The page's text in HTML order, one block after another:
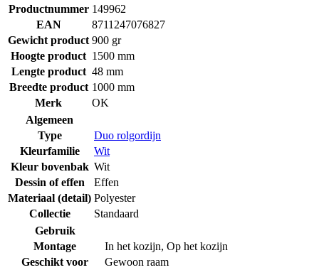
Productnummer 149962
EAN
8711247076827
Gewicht product 900 gr
Hoogte product 1500 mm
Lengte product 48 mm
Breedte product 1000 mm
Merk
OK
Algemeen
Type
Duo rolgordijn
Kleurfamilie
Wit
Kleur bovenbak Wit
Dessin of effen
Effen
Materiaal (detail) Polyester
Collectie
Standaard
Gebruik
Montage
In het kozijn, Op het kozijn
Geschikt voor
Gewoon raam